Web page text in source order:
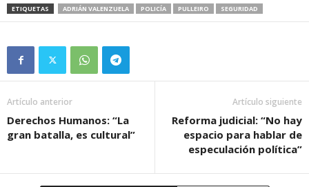
ETIQUETAS ADRIÁN VALENZUELA POLICÍA PULLEIRO SEGURIDAD
Artículo anterior
Derechos Humanos: “La
gran batalla, es cultural”
Artículo siguiente
Reforma judicial: “No hay
espacio para hablar de
especulación política”